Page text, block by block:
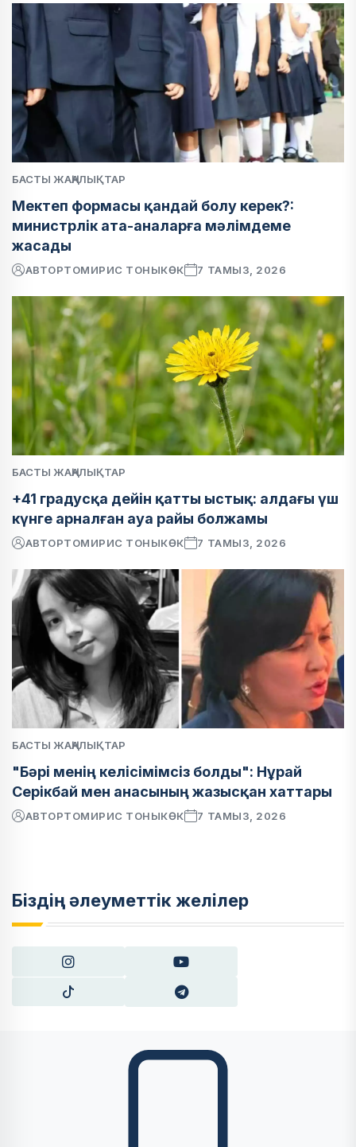
БАСТЫ ЖАҢАЛЫҚТАР
Мектеп формасы қандай болу керек?:
министрлік ата-аналарға мәлімдеме
жасады
АВТОРТОМИРИС ТОНЫКӨК 7 ТАМЫЗ, 2026
БАСТЫ ЖАҢАЛЫҚТАР
+41 градусқа дейін қатты ыстық: алдағы үш
күнге арналған ауа райы болжамы
АВТОРТОМИРИС ТОНЫКӨК 7 ТАМЫЗ, 2026
БАСТЫ ЖАҢАЛЫҚТАР
"Бәрі менің келісімімсіз болды": Нұрай
Серікбай мен анасының жазысқан хаттары
АВТОРТОМИРИС ТОНЫКӨК 7 ТАМЫЗ, 2026
Біздің әлеуметтік желілер